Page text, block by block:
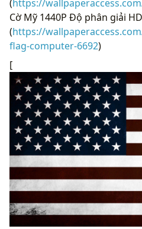
(https://
Cờ Mỹ 1440P Độ phân giải
(https://
flag-computer-6692)
[